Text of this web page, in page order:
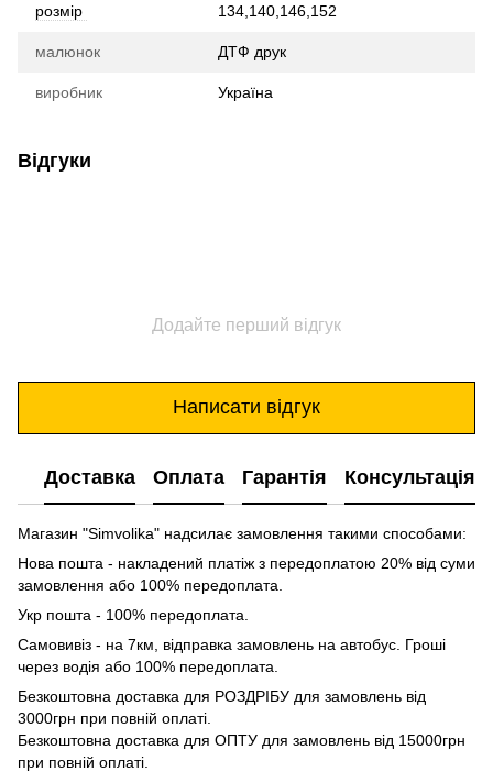
розмір 134,140,146,152
малюнок ДТФ друк
виробник Україна
Відгуки
Додайте перший відгук
Написати відгук
Доставка Оплата Гарантія Консультація
Магазин "Simvolika" надсилає замовлення такими способами:
Нова пошта - накладений платіж з передоплатою 20% від суми
замовлення або 100% передоплата.
Укр пошта - 100% передоплата.
Самовивіз - на 7км, відправка замовлень на автобус. Гроші
через водія або 100% передоплата.
Безкоштовна доставка для РОЗДРІБУ для замовлень від
3000грн при повній оплаті.
Безкоштовна доставка для ОПТУ для замовлень від 15000грн
при повній оплаті.